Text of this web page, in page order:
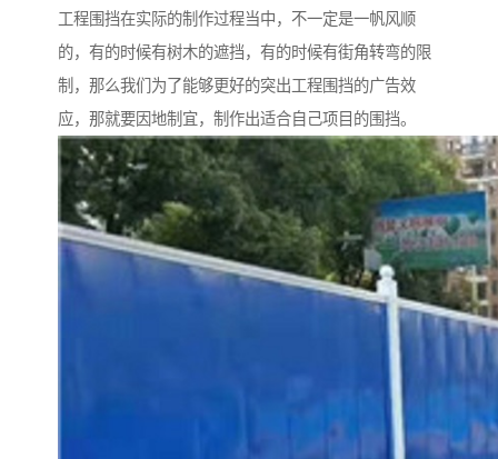
工程围挡在实际的制作过程当中，不一定是一帆风顺
的，有的时候有树木的遮挡，有的时候有街角转弯的限
制，那么我们为了能够更好的突出工程围挡的广告效
应，那就要因地制宜，制作出适合自己项目的围挡。